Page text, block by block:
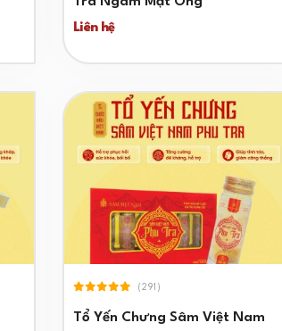
Liên hệ
(291)
Tổ Yến Chưng Sâm Việt Nam